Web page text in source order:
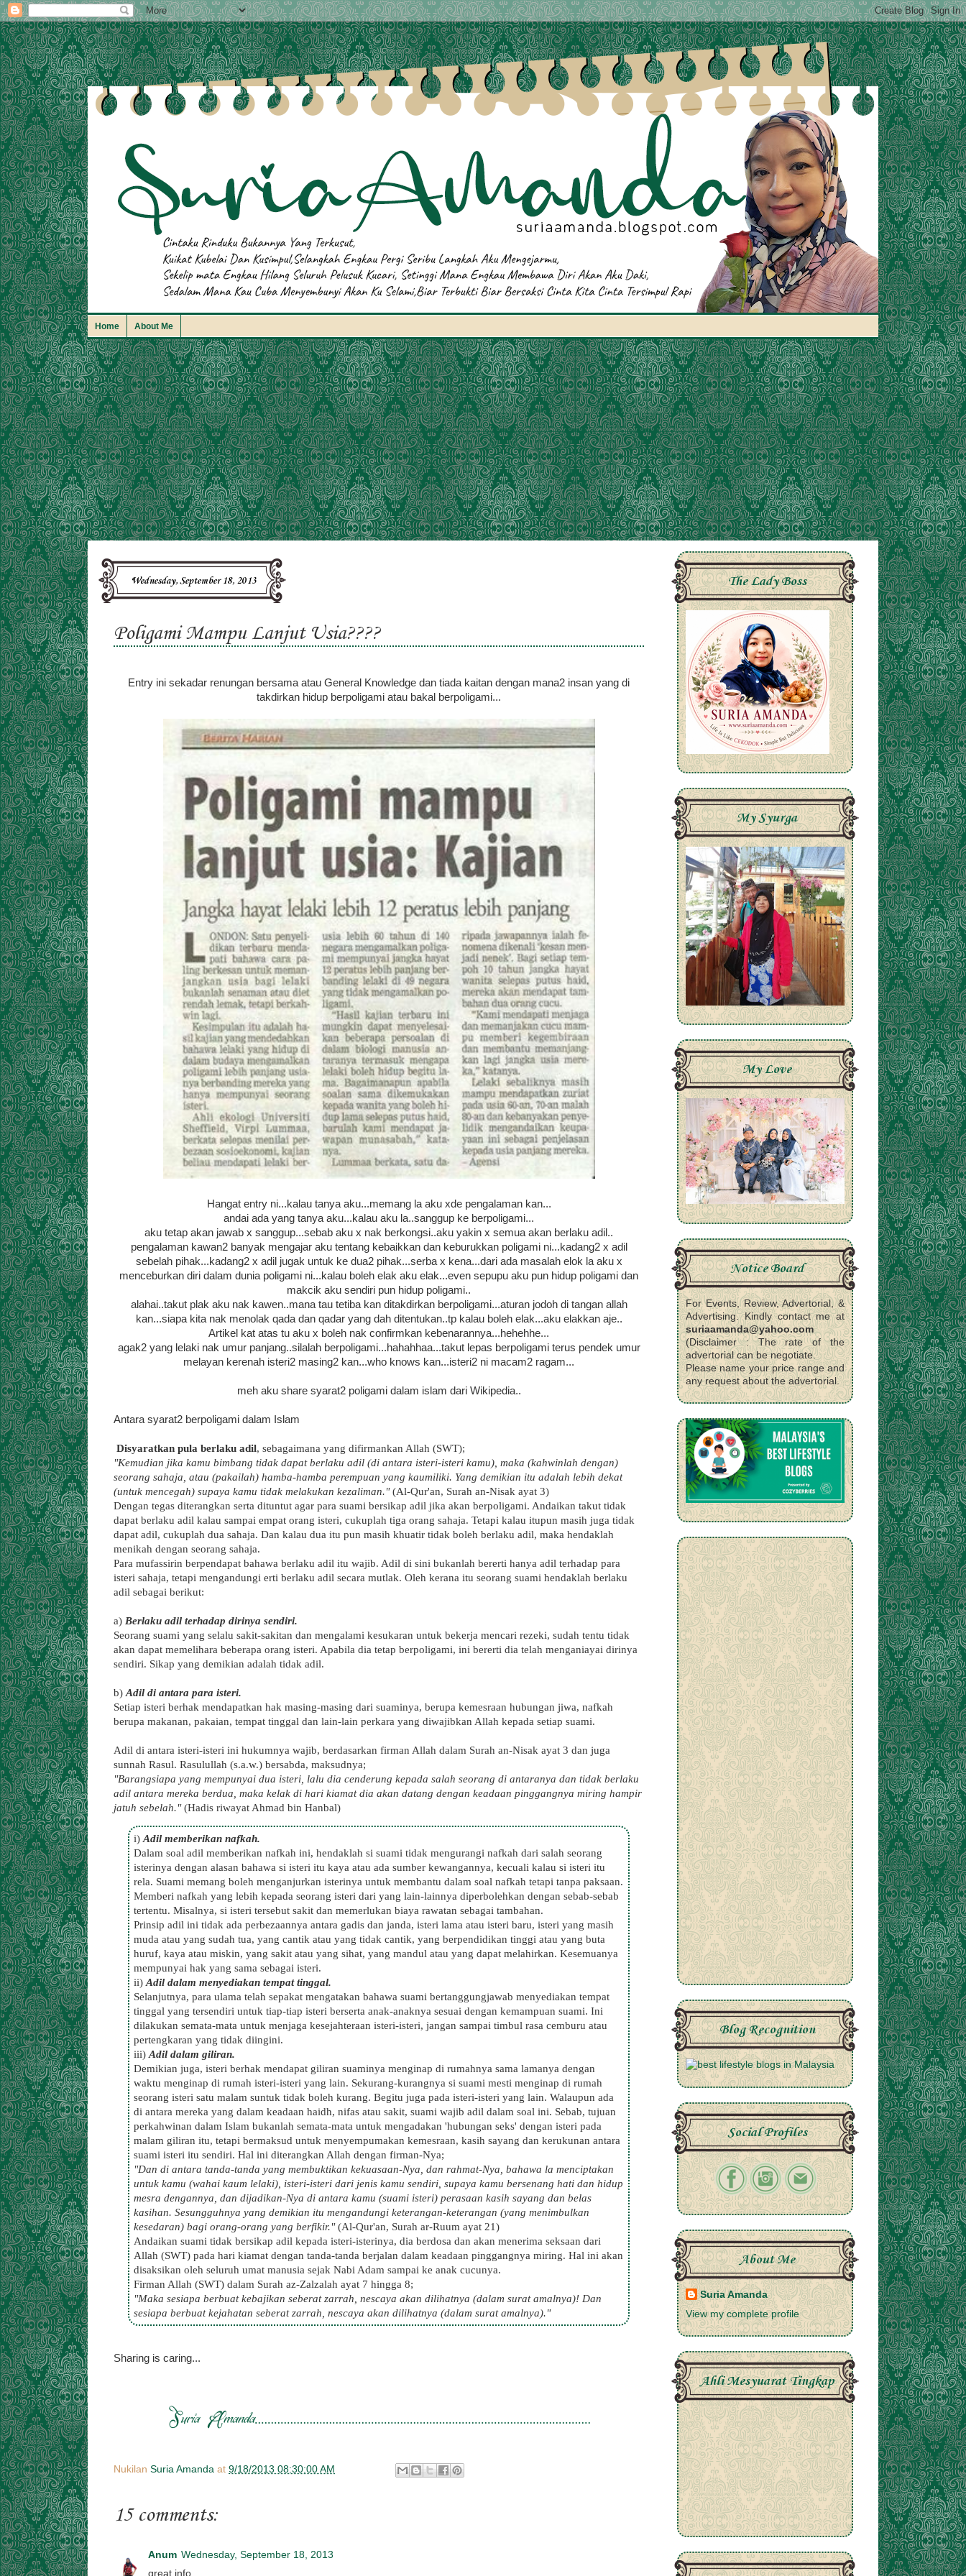
Home About Me
Wednesday, September 18, 2013
Poligami Mampu Lanjut Usia????
Entry ini sekadar renungan bersama atau General Knowledge dan tiada kaitan dengan mana2 insan yang di
takdirkan hidup berpoligami atau bakal berpoligami...
Hangat entry ni...kalau tanya aku...memang la aku xde pengalaman kan...
andai ada yang tanya aku...kalau aku la..sanggup ke berpoligami...
aku tetap akan jawab x sanggup...sebab aku x nak berkongsi..aku yakin x semua akan berlaku adil..
pengalaman kawan2 banyak mengajar aku tentang kebaikkan dan keburukkan poligami ni...kadang2 x adil
sebelah pihak...kadang2 x adil jugak untuk ke dua2 pihak...serba x kena...dari ada masalah elok la aku x
menceburkan diri dalam dunia poligami ni...kalau boleh elak aku elak...even sepupu aku pun hidup poligami dan
makcik aku sendiri pun hidup poligami..
alahai..takut plak aku nak kawen..mana tau tetiba kan ditakdirkan berpoligami...aturan jodoh di tangan allah
kan...siapa kita nak menolak qada dan qadar yang dah ditentukan..tp kalau boleh elak...aku elakkan aje..
Artikel kat atas tu aku x boleh nak confirmkan kebenarannya...hehehhe...
agak2 yang lelaki nak umur panjang..silalah berpoligami...hahahhaa...takut lepas berpoligami terus pendek umur
melayan kerenah isteri2 masing2 kan...who knows kan...isteri2 ni macam2 ragam...
meh aku share syarat2 poligami dalam islam dari Wikipedia..
Antara syarat2 berpoligami dalam Islam
Disyaratkan pula berlaku adil, sebagaimana yang difirmankan Allah (SWT);
"Kemudian jika kamu bimbang tidak dapat berlaku adil (di antara isteri-isteri kamu), maka (kahwinlah dengan)
seorang sahaja, atau (pakailah) hamba-hamba perempuan yang kaumiliki. Yang demikian itu adalah lebih dekat
(untuk mencegah) supaya kamu tidak melakukan kezaliman."(Al-Qur'an, Surah an-Nisak ayat 3)
Dengan tegas diterangkan serta dituntut agar para suami bersikap adil jika akan berpoligami. Andaikan takut tidak
dapat berlaku adil kalau sampai empat orang isteri, cukuplah tiga orang sahaja. Tetapi kalau itupun masih juga tidak
dapat adil, cukuplah dua sahaja. Dan kalau dua itu pun masih khuatir tidak boleh berlaku adil, maka hendaklah
menikah dengan seorang sahaja.
Para mufassirin berpendapat bahawa berlaku adil itu wajib. Adil di sini bukanlah bererti hanya adil terhadap para
isteri sahaja, tetapi mengandungi erti berlaku adil secara mutlak. Oleh kerana itu seorang suami hendaklah berlaku
adil sebagai berikut:
a) Berlaku adil terhadap dirinya sendiri.
Seorang suami yang selalu sakit-sakitan dan mengalami kesukaran untuk bekerja mencari rezeki, sudah tentu tidak
akan dapat memelihara beberapa orang isteri. Apabila dia tetap berpoligami, ini bererti dia telah menganiayai dirinya
sendiri. Sikap yang demikian adalah tidak adil.
b) Adil di antara para isteri.
Setiap isteri berhak mendapatkan hak masing-masing dari suaminya, berupa kemesraan hubungan jiwa, nafkah
berupa makanan, pakaian, tempat tinggal dan lain-lain perkara yang diwajibkan Allah kepada setiap suami.
Adil di antara isteri-isteri ini hukumnya wajib, berdasarkan firman Allah dalam Surah an-Nisak ayat 3 dan juga
sunnah Rasul. Rasulullah (s.a.w.) bersabda, maksudnya;
"Barangsiapa yang mempunyai dua isteri, lalu dia cenderung kepada salah seorang di antaranya dan tidak berlaku
adil antara mereka berdua, maka kelak di hari kiamat dia akan datang dengan keadaan pinggangnya miring hampir
jatuh sebelah."(Hadis riwayat Ahmad bin Hanbal)
i) Adil memberikan nafkah.
Dalam soal adil memberikan nafkah ini, hendaklah si suami tidak mengurangi nafkah dari salah seorang
isterinya dengan alasan bahawa si isteri itu kaya atau ada sumber kewangannya, kecuali kalau si isteri itu
rela. Suami memang boleh menganjurkan isterinya untuk membantu dalam soal nafkah tetapi tanpa paksaan.
Memberi nafkah yang lebih kepada seorang isteri dari yang lain-lainnya diperbolehkan dengan sebab-sebab
tertentu. Misalnya, si isteri tersebut sakit dan memerlukan biaya rawatan sebagai tambahan.
Prinsip adil ini tidak ada perbezaannya antara gadis dan janda, isteri lama atau isteri baru, isteri yang masih
muda atau yang sudah tua, yang cantik atau yang tidak cantik, yang berpendidikan tinggi atau yang buta
huruf, kaya atau miskin, yang sakit atau yang sihat, yang mandul atau yang dapat melahirkan. Kesemuanya
mempunyai hak yang sama sebagai isteri.
ii) Adil dalam menyediakan tempat tinggal.
Selanjutnya, para ulama telah sepakat mengatakan bahawa suami bertanggungjawab menyediakan tempat
tinggal yang tersendiri untuk tiap-tiap isteri berserta anak-anaknya sesuai dengan kemampuan suami. Ini
dilakukan semata-mata untuk menjaga kesejahteraan isteri-isteri, jangan sampai timbul rasa cemburu atau
pertengkaran yang tidak diingini.
iii) Adil dalam giliran.
Demikian juga, isteri berhak mendapat giliran suaminya menginap di rumahnya sama lamanya dengan
waktu menginap di rumah isteri-isteri yang lain. Sekurang-kurangnya si suami mesti menginap di rumah
seorang isteri satu malam suntuk tidak boleh kurang. Begitu juga pada isteri-isteri yang lain. Walaupun ada
di antara mereka yang dalam keadaan haidh, nifas atau sakit, suami wajib adil dalam soal ini. Sebab, tujuan
perkahwinan dalam Islam bukanlah semata-mata untuk mengadakan 'hubungan seks' dengan isteri pada
malam giliran itu, tetapi bermaksud untuk menyempumakan kemesraan, kasih sayang dan kerukunan antara
suami isteri itu sendiri. Hal ini diterangkan Allah dengan firman-Nya;
"Dan di antara tanda-tanda yang membuktikan kekuasaan-Nya, dan rahmat-Nya, bahawa la menciptakan
untuk kamu (wahai kaum lelaki), isteri-isteri dari jenis kamu sendiri, supaya kamu bersenang hati dan hidup
mesra dengannya, dan dijadikan-Nya di antara kamu (suami isteri) perasaan kasih sayang dan belas
kasihan. Sesungguhnya yang demikian itu mengandungi keterangan-keterangan (yang menimbulkan
kesedaran) bagi orang-orang yang berfikir."(Al-Qur'an, Surah ar-Ruum ayat 21)
Andaikan suami tidak bersikap adil kepada isteri-isterinya, dia berdosa dan akan menerima seksaan dari
Allah (SWT) pada hari kiamat dengan tanda-tanda berjalan dalam keadaan pinggangnya miring. Hal ini akan
disaksikan oleh seluruh umat manusia sejak Nabi Adam sampai ke anak cucunya.
Firman Allah (SWT) dalam Surah az-Zalzalah ayat 7 hingga 8;
"Maka sesiapa berbuat kebajikan seberat zarrah, nescaya akan dilihatnya (dalam surat amalnya)! Dan
sesiapa berbuat kejahatan seberat zarrah, nescaya akan dilihatnya (dalam surat amalnya)."
Sharing is caring...
Nukilan Suria Amanda at 9/18/2013 08:30:00 AM
15 comments:
Anum Wednesday, September 18, 2013
great info
The Lady Boss
My Syurga
My Love
Notice Board
For Events, Review, Advertorial, &
Advertising. Kindly contact me at
suriaamanda@yahoo.com
(Disclaimer : The rate of the
advertorial can be negotiate.
Please name your price range and
any request about the advertorial.
Blog Recognition
Social Profiles
About Me
Suria Amanda
View my complete profile
Ahli Mesyuarat Tingkap